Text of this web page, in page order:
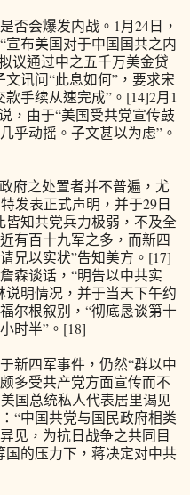
会爆发内战。1月24日，
布美国对于中国国共之内
议通过中之五千万美金贷
讯问“此息如何”，要求宋
手续从速完成”。[14]2月1
，由于“美国受共党宣传鼓
乎动摇。子文甚以为虑”。
之处置者并不普遍，尤
发表正式声明，并于29日
知共党兵力极弱，不及全
有百十九军之多，而新四
兄以实状”告知美方。[17]
森谈话，“明告以中共实
说明情况，并于当天下午约
尔根叙别，“彻底恳谈第十
时半”。[18]
四军事件，仍然“群以中
多受共产党方面宣传而不
国总统私人代表居里谒见
“中国共党与国民政府相类
见，为抗日战争之共同目
的压力下，蒋决定对中共